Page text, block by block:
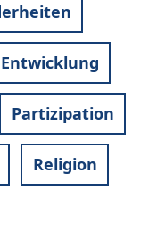
Partizipation
Religion